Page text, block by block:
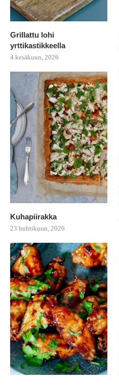
Grillattu lohi
yrttikastikkeella
4 kesäkuun, 2026
Kuhapiirakka
23 huhtikuun, 2026